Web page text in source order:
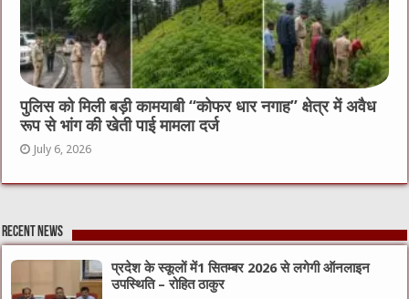
पुलिस को मिली बड़ी कामयाबी “कोफर धार नगाह” क्षेत्र में अवैध
रूप से भांग की खेती पाई मामला दर्ज
July 6, 2026
Recent News
प्रदेश के स्कूलों में1 सितम्बर 2026 से लगेगी ऑनलाइन
उपस्थिति – रोहित ठाकुर